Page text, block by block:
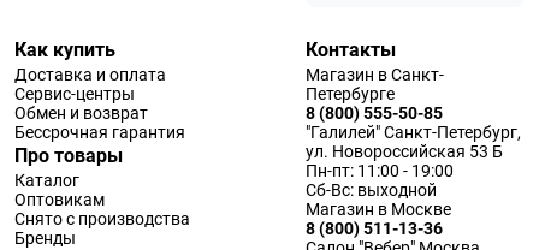
Как купить
Доставка и оплата
Сервис-центры
Обмен и возврат
Бессрочная гарантия
Про товары
Каталог
Оптовикам
Снято с производства
Бренды
Контакты
Магазин в Санкт-
Петербурге
8 (800) 555-50-85
"Галилей" Санкт-Петербург,
ул. Новороссийская 53 Б
Пн-пт: 11:00 - 19:00
Сб-Вс: выходной
Магазин в Москве
8 (800) 511-13-36